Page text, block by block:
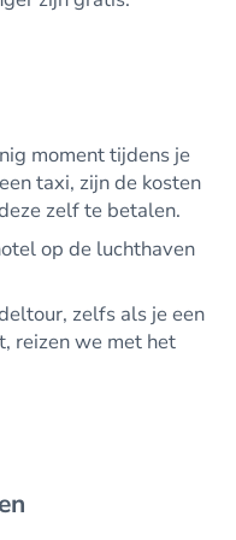
moment tijdens je
taxi, zijn de kosten
zelf te betalen.
op de luchthaven
zelfs als je een
reizen we met het